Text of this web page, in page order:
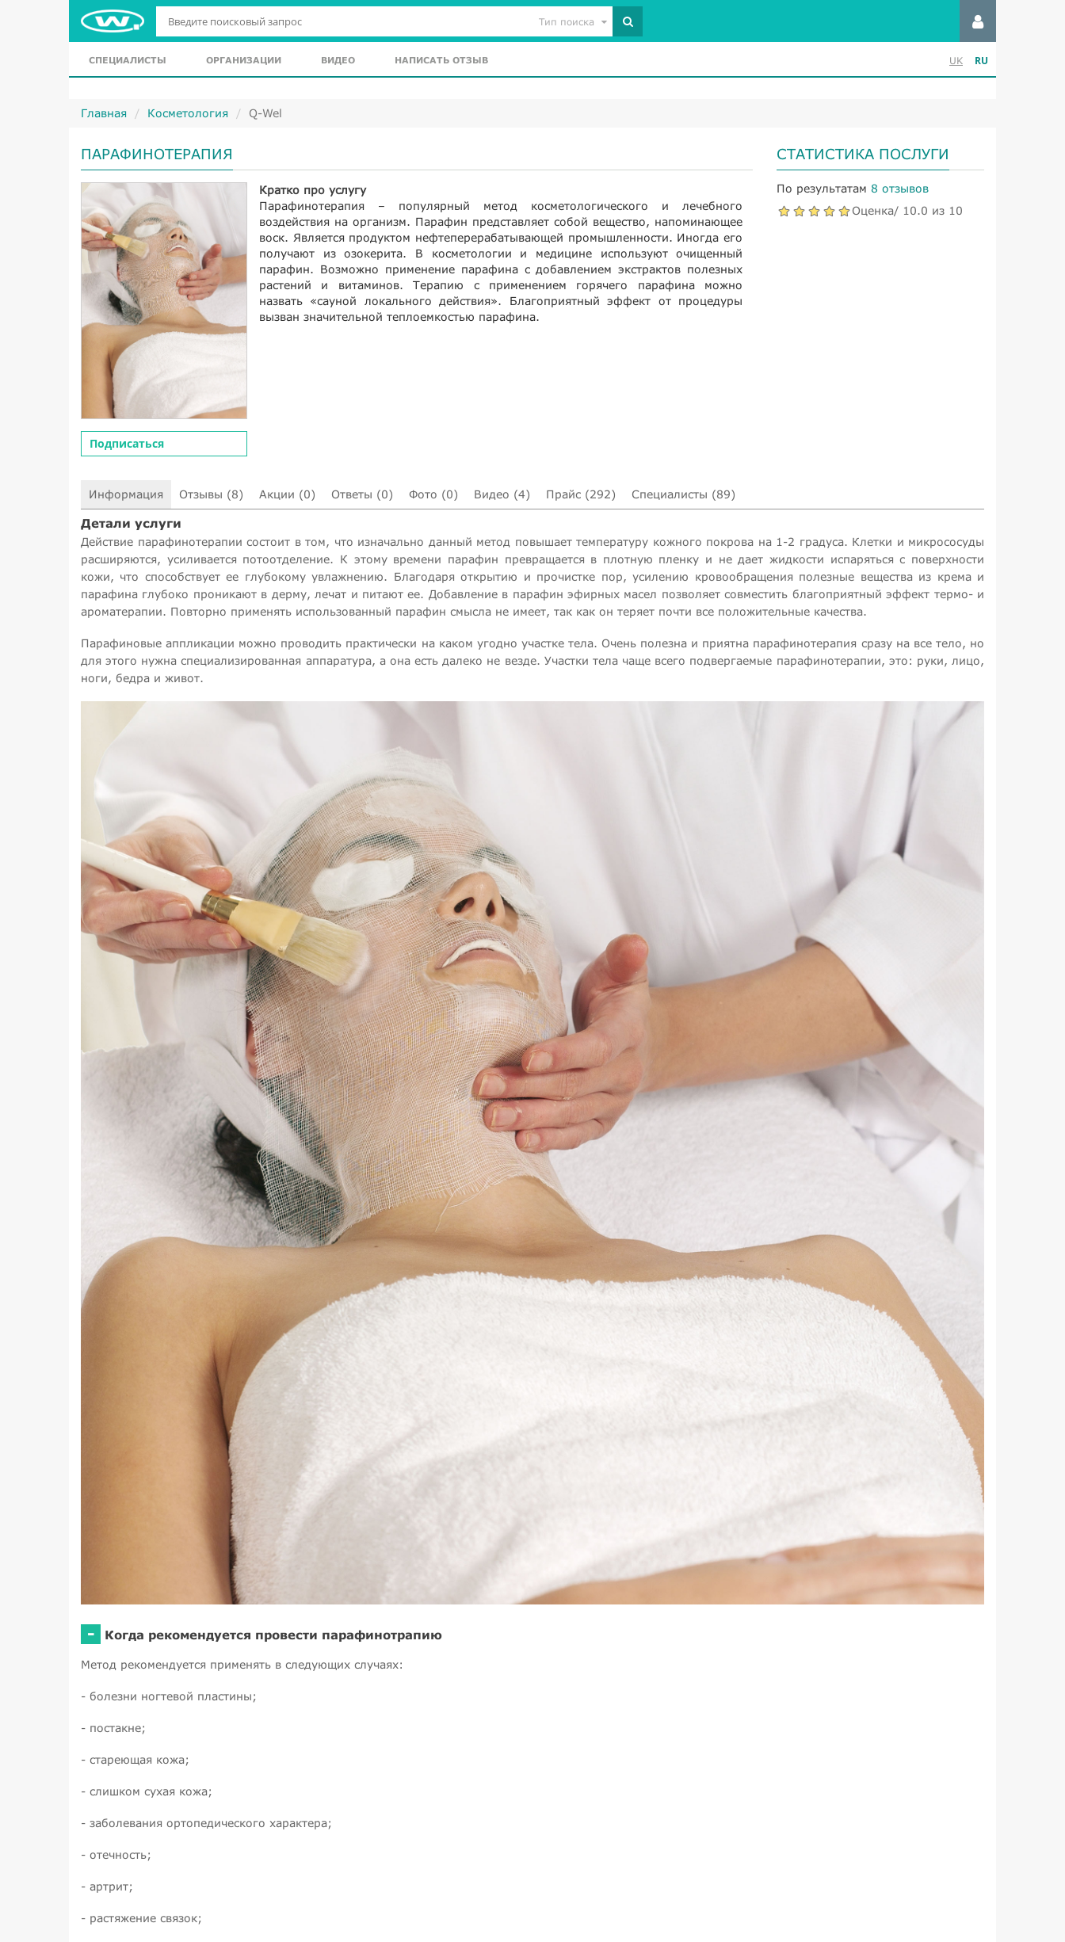
Тип поиска
СПЕЦИАЛИСТЫ ОРГАНИЗАЦИИ ВИДЕО НАПИСАТЬ ОТЗЫВ UK RU
Главная Косметология Q-Wel
ПАРАФИНОТЕРАПИЯ
Подписаться
Кратко про услугу
Парафинотерапия – популярный метод косметологического и лечебного
воздействия на организм. Парафин представляет собой вещество, напоминающее
воск. Является продуктом нефтеперерабатывающей промышленности. Иногда его
получают из озокерита. В косметологии и медицине используют очищенный
парафин. Возможно применение парафина с добавлением экстрактов полезных
растений и витаминов. Терапию с применением горячего парафина можно
назвать «сауной локального действия». Благоприятный эффект от процедуры
вызван значительной теплоемкостью парафина.
СТАТИСТИКА ПОСЛУГИ
По результатам 8 отзывов
Оценка/ 10.0 из 10
Информация Отзывы (8) Акции (0) Ответы (0) Фото (0) Видео (4) Прайс (292) Специалисты (89)
Детали услуги
Действие парафинотерапии состоит в том, что изначально данный метод повышает температуру кожного покрова на 1-2 градуса. Клетки и микрососуды
расширяются, усиливается потоотделение. К этому времени парафин превращается в плотную пленку и не дает жидкости испаряться с поверхности
кожи, что способствует ее глубокому увлажнению. Благодаря открытию и прочистке пор, усилению кровообращения полезные вещества из крема и
парафина глубоко проникают в дерму, лечат и питают ее. Добавление в парафин эфирных масел позволяет совместить благоприятный эффект термо- и
ароматерапии. Повторно применять использованный парафин смысла не имеет, так как он теряет почти все положительные качества.
Парафиновые аппликации можно проводить практически на каком угодно участке тела. Очень полезна и приятна парафинотерапия сразу на все тело, но
для этого нужна специализированная аппаратура, а она есть далеко не везде. Участки тела чаще всего подвергаемые парафинотерапии, это: руки, лицо,
ноги, бедра и живот.
- Когда рекомендуется провести парафинотрапию
Метод рекомендуется применять в следующих случаях:
- болезни ногтевой пластины;
- постакне;
- стареющая кожа;
- слишком сухая кожа;
- заболевания ортопедического характера;
- отечность;
- артрит;
- растяжение связок;